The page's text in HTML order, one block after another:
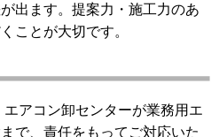
出ます。提案力・施工力のあ
ことが大切です。
アコン卸センターが業務用エ
で、責任をもってご対応いた